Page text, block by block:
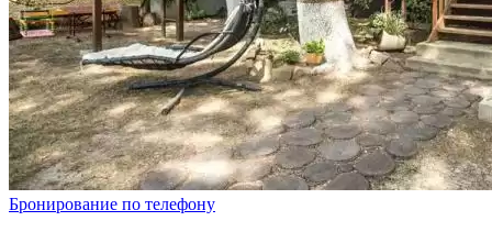
Бронирование по телефону